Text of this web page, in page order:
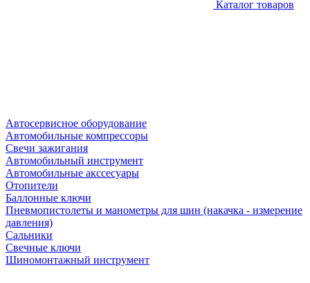
Каталог товаров
Автосервисное оборудование
Автомобильные компрессоры
Свечи зажигания
Автомобильный инструмент
Автомобильные акссесуары
Отопители
Баллонные ключи
Пневмопистолеты и манометры для шин (накачка - измерение
давления)
Сальники
Свечные ключи
Шиномонтажный инструмент